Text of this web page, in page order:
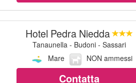
Hotel Pedra Niedda
Tanaunella - Budoni - Sassari
Mare
NON ammessi
Contatta